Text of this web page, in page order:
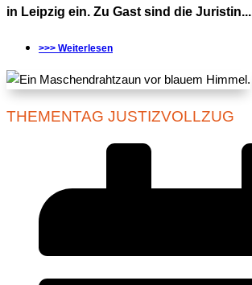
in Leipzig ein. Zu Gast sind die Juristin...
>>> Weiterlesen
THEMENTAG JUSTIZVOLLZUG